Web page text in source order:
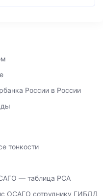
России в России
тонкости
— таблица РСА
ОСАГО сотруднику ГИБДД